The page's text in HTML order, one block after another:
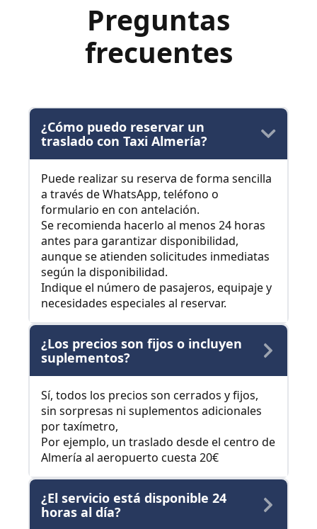
Preguntas
frecuentes
¿Cómo puedo reservar un
traslado con Taxi Almería?
Puede realizar su reserva de forma sencilla
a través de WhatsApp, teléfono o
formulario en con antelación.
Se recomienda hacerlo al menos 24 horas
antes para garantizar disponibilidad,
aunque se atienden solicitudes inmediatas
según la disponibilidad.
Indique el número de pasajeros, equipaje y
necesidades especiales al reservar.
¿Los precios son fijos o incluyen
suplementos?
Sí, todos los precios son cerrados y fijos,
sin sorpresas ni suplementos adicionales
por taxímetro,
Por ejemplo, un traslado desde el centro de
Almería al aeropuerto cuesta 20€
¿El servicio está disponible 24
horas al día?